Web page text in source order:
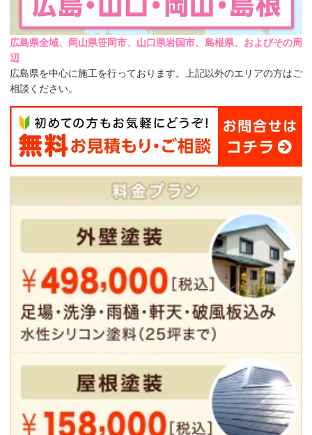
広島県全域、岡山県笹岡市、山口県岩国市、島根県、およびその周
辺
広島県を中心に施工を行っております。上記以外のエリアの方はご
相談ください。